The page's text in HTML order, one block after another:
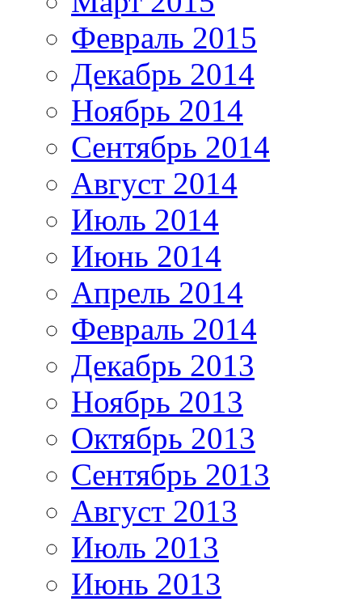
Февраль 2015
Декабрь 2014
Ноябрь 2014
Сентябрь 2014
Август 2014
Июль 2014
Июнь 2014
Апрель 2014
Февраль 2014
Декабрь 2013
Ноябрь 2013
Октябрь 2013
Сентябрь 2013
Август 2013
Июль 2013
Июнь 2013